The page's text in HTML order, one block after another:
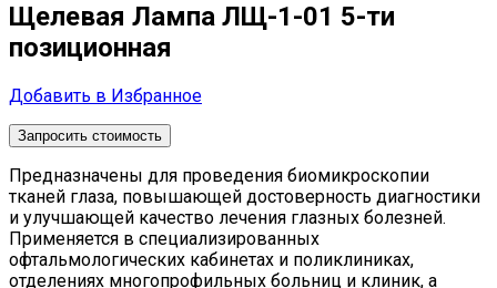
Щелевая Лампа ЛЩ-1-01 5-ти
позиционная
Добавить в Избранное
Запросить стоимость
Предназначены для проведения биомикроскопии
тканей глаза, повышающей достоверность диагностики
и улучшающей качество лечения глазных болезней.
Применяется в специализированных
офтальмологических кабинетах и поликлиниках,
отделениях многопрофильных больниц и клиник, а